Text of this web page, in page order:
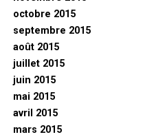
octobre 2015
septembre 2015
août 2015
juillet 2015
juin 2015
mai 2015
avril 2015
mars 2015